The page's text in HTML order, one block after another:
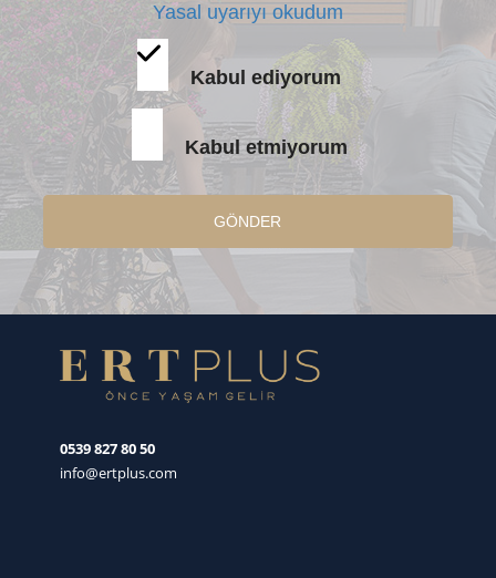
Yasal uyarıyı okudum
Kabul ediyorum
Kabul etmiyorum
GÖNDER
0539 827 80 50
info@ertplus.com